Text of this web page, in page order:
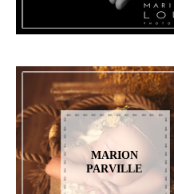
MARION
PARVILLE